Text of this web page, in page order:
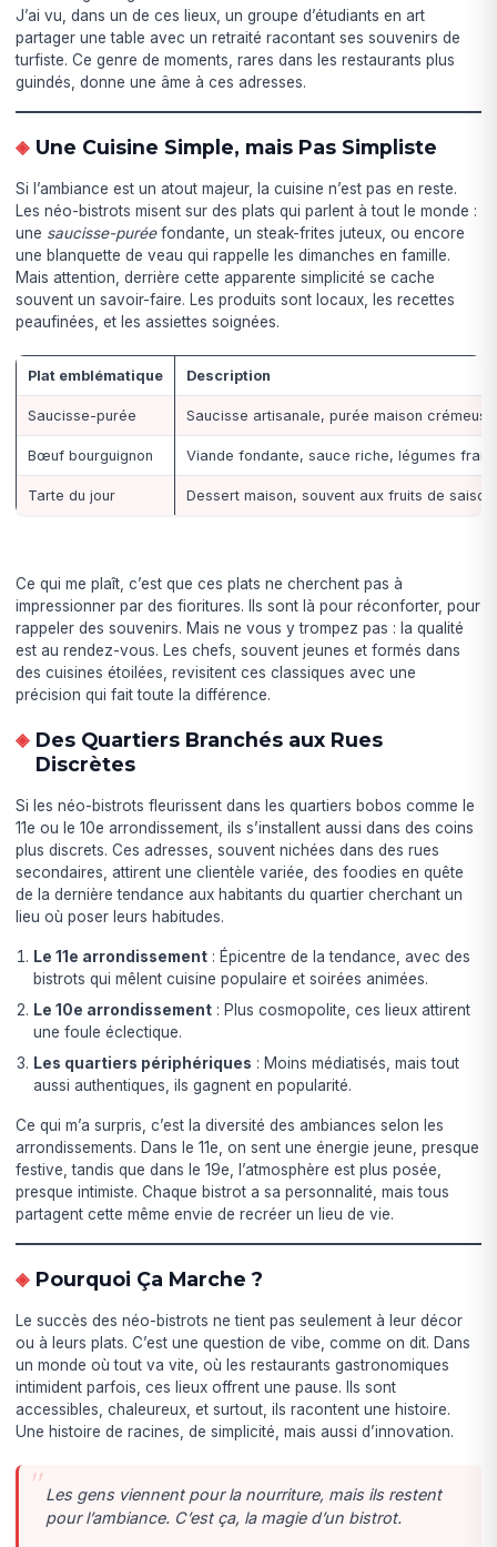
J’ai vu, dans un de ces lieux, un groupe d’étudiants en art
partager une table avec un retraité racontant ses souvenirs de
turfiste. Ce genre de moments, rares dans les restaurants plus
guindés, donne une âme à ces adresses.
Une Cuisine Simple, mais Pas Simpliste
Si l’ambiance est un atout majeur, la cuisine n’est pas en reste.
Les néo-bistrots misent sur des plats qui parlent à tout le monde :
une saucisse-puréefondante, un steak-frites juteux, ou encore
une blanquette de veau qui rappelle les dimanches en famille.
Mais attention, derrière cette apparente simplicité se cache
souvent un savoir-faire. Les produits sont locaux, les recettes
peaufinées, et les assiettes soignées.
Plat emblématique Description
Saucisse-purée Saucisse artisanale, purée maison crémeuse
Bœuf bourguignon Viande fondante, sauce riche, légumes frais
Tarte du jour Dessert maison, souvent aux fruits de saison
Ce qui me plaît, c’est que ces plats ne cherchent pas à
impressionner par des fioritures. Ils sont là pour réconforter, pour
rappeler des souvenirs. Mais ne vous y trompez pas : la qualité
est au rendez-vous. Les chefs, souvent jeunes et formés dans
des cuisines étoilées, revisitent ces classiques avec une
précision qui fait toute la différence.
Des Quartiers Branchés aux Rues
Discrètes
Si les néo-bistrots fleurissent dans les quartiers bobos comme le
11e ou le 10e arrondissement, ils s’installent aussi dans des coins
plus discrets. Ces adresses, souvent nichées dans des rues
secondaires, attirent une clientèle variée, des foodies en quête
de la dernière tendance aux habitants du quartier cherchant un
lieu où poser leurs habitudes.
Le 11e arrondissement : Épicentre de la tendance, avec des
bistrots qui mêlent cuisine populaire et soirées animées.
Le 10e arrondissement : Plus cosmopolite, ces lieux attirent
une foule éclectique.
Les quartiers périphériques : Moins médiatisés, mais tout
aussi authentiques, ils gagnent en popularité.
Ce qui m’a surpris, c’est la diversité des ambiances selon les
arrondissements. Dans le 11e, on sent une énergie jeune, presque
festive, tandis que dans le 19e, l’atmosphère est plus posée,
presque intimiste. Chaque bistrot a sa personnalité, mais tous
partagent cette même envie de recréer un lieu de vie.
Pourquoi Ça Marche ?
Le succès des néo-bistrots ne tient pas seulement à leur décor
ou à leurs plats. C’est une question de vibe, comme on dit. Dans
un monde où tout va vite, où les restaurants gastronomiques
intimident parfois, ces lieux offrent une pause. Ils sont
accessibles, chaleureux, et surtout, ils racontent une histoire.
Une histoire de racines, de simplicité, mais aussi d’innovation.
Les gens viennent pour la nourriture, mais ils restent
pour l’ambiance. C’est ça, la magie d’un bistrot.